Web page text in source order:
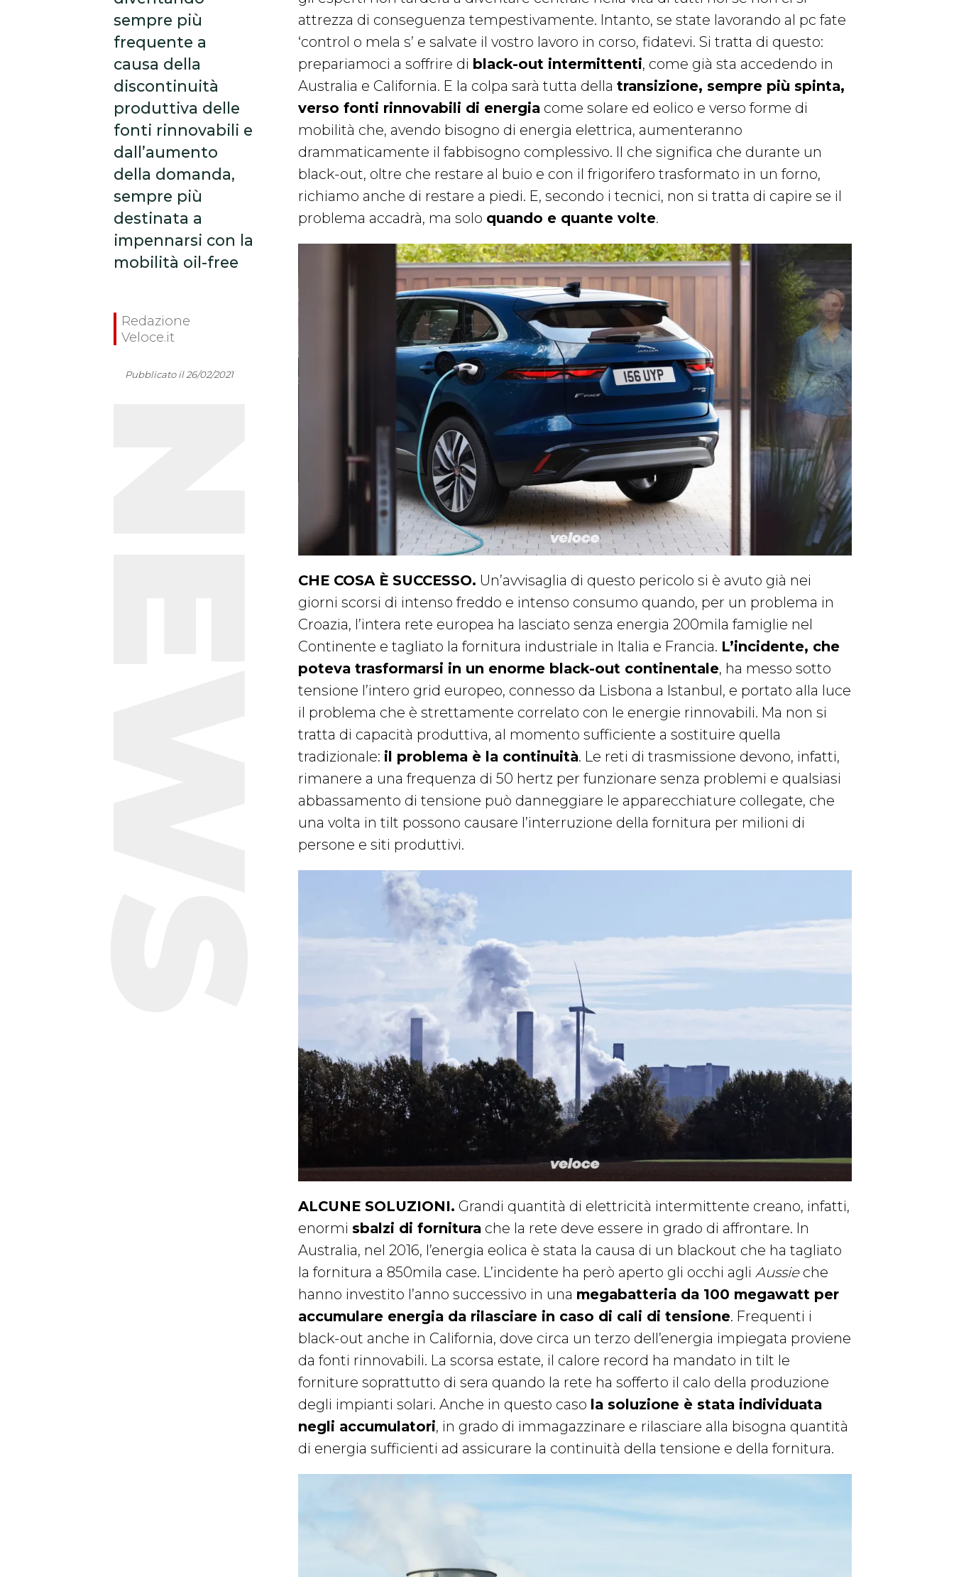
sempre più
frequente a
causa della
discontinuità
produttiva delle
fonti rinnovabili e
dall’aumento
della domanda,
sempre più
destinata a
impennarsi con la
mobilità oil-free
Redazione
Veloce.it
Pubblicato il 26/02/2021
attrezza di conseguenza tempestivamente. Intanto, se state lavorando al pc fate
‘control o mela s’ e salvate il vostro lavoro in corso, fidatevi. Si tratta di questo:
prepariamoci a soffrire di black-out intermittenti, come già sta accedendo in
Australia e California. E la colpa sarà tutta della transizione, sempre più spinta,
verso fonti rinnovabili di energia come solare ed eolico e verso forme di
mobilità che, avendo bisogno di energia elettrica, aumenteranno
drammaticamente il fabbisogno complessivo. Il che significa che durante un
black-out, oltre che restare al buio e con il frigorifero trasformato in un forno,
richiamo anche di restare a piedi. E, secondo i tecnici, non si tratta di capire se il
problema accadrà, ma solo quando e quante volte.
CHE COSA È SUCCESSO. Un’avvisaglia di questo pericolo si è avuto già nei
giorni scorsi di intenso freddo e intenso consumo quando, per un problema in
Croazia, l’intera rete europea ha lasciato senza energia 200mila famiglie nel
Continente e tagliato la fornitura industriale in Italia e Francia. L’incidente, che
poteva trasformarsi in un enorme black-out continentale, ha messo sotto
tensione l’intero grid europeo, connesso da Lisbona a Istanbul, e portato alla luce
il problema che è strettamente correlato con le energie rinnovabili. Ma non si
tratta di capacità produttiva, al momento sufficiente a sostituire quella
tradizionale: il problema è la continuità. Le reti di trasmissione devono, infatti,
rimanere a una frequenza di 50 hertz per funzionare senza problemi e qualsiasi
abbassamento di tensione può danneggiare le apparecchiature collegate, che
una volta in tilt possono causare l’interruzione della fornitura per milioni di
persone e siti produttivi.
ALCUNE SOLUZIONI. Grandi quantità di elettricità intermittente creano, infatti,
enormi sbalzi di fornitura che la rete deve essere in grado di affrontare. In
Australia, nel 2016, l’energia eolica è stata la causa di un blackout che ha tagliato
la fornitura a 850mila case. L’incidente ha però aperto gli occhi agli Aussieche
hanno investito l’anno successivo in una megabatteria da 100 megawatt per
accumulare energia da rilasciare in caso di cali di tensione. Frequenti i
black-out anche in California, dove circa un terzo dell’energia impiegata proviene
da fonti rinnovabili. La scorsa estate, il calore record ha mandato in tilt le
forniture soprattutto di sera quando la rete ha sofferto il calo della produzione
degli impianti solari. Anche in questo caso la soluzione è stata individuata
negli accumulatori, in grado di immagazzinare e rilasciare alla bisogna quantità
di energia sufficienti ad assicurare la continuità della tensione e della fornitura.